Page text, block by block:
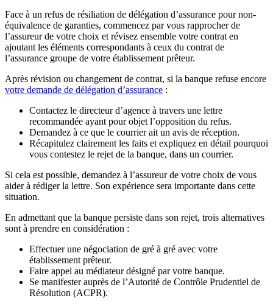
Face à un refus de résiliation de délégation d’assurance pour non-
équivalence de garanties, commencez par vous rapprocher de
l’assureur de votre choix et révisez ensemble votre contrat en
ajoutant les éléments correspondants à ceux du contrat de
l’assurance groupe de votre établissement prêteur.
Après révision ou changement de contrat, si la banque refuse encore
votre demande de délégation d’assurance :
Contactez le directeur d’agence à travers une lettre
recommandée ayant pour objet l’opposition du refus.
Demandez à ce que le courrier ait un avis de réception.
Récapitulez clairement les faits et expliquez en détail pourquoi
vous contestez le rejet de la banque, dans un courrier.
Si cela est possible, demandez à l’assureur de votre choix de vous
aider à rédiger la lettre. Son expérience sera importante dans cette
situation.
En admettant que la banque persiste dans son rejet, trois alternatives
sont à prendre en considération :
Effectuer une négociation de gré à gré avec votre
établissement prêteur.
Faire appel au médiateur désigné par votre banque.
Se manifester auprès de l’Autorité de Contrôle Prudentiel de
Résolution (ACPR).